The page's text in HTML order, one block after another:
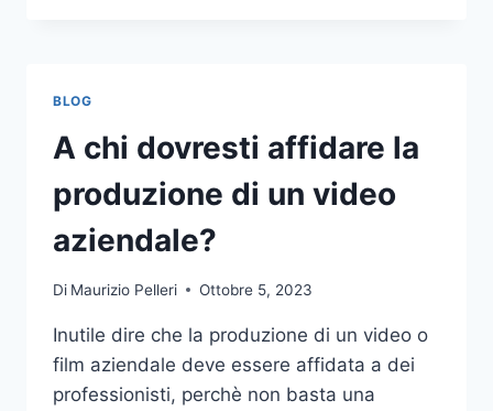
NELLE
SCOMMESSE
SPORTIVE
ONLINE
BLOG
A chi dovresti affidare la
produzione di un video
aziendale?
Di Maurizio Pelleri Ottobre 5, 2023
Inutile dire che la produzione di un video o
film aziendale deve essere affidata a dei
professionisti, perchè non basta una